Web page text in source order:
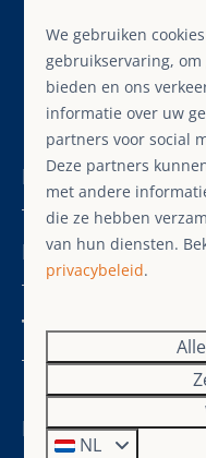
📞 +49 29827 885 100
Populaire
Navigatie
Thema's
Beoordelingen
We gebruiken
gebruikservaring,
bieden en ons
informatie over uw
partners voor social
Deze partners
met andere
die ze hebben
van hun diensten.
privacybeleid.
NL